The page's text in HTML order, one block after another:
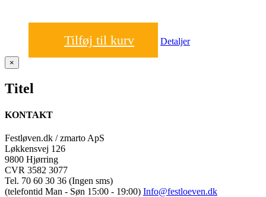
Tilføj til kurv Detaljer
Close
product
view
×
Titel
KONTAKT
Festløven.dk / zmarto ApS
Løkkensvej 126
9800 Hjørring
CVR 3582 3077
Tel. 70 60 30 36 (Ingen sms)
(telefontid Man - Søn 15:00 - 19:00) Info@festloeven.dk